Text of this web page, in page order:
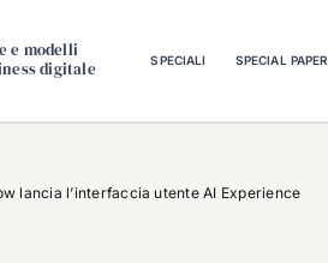
e modelli
digitale
SPECIALI SPECIAL PAPER
lancia l’interfaccia utente AI Experience